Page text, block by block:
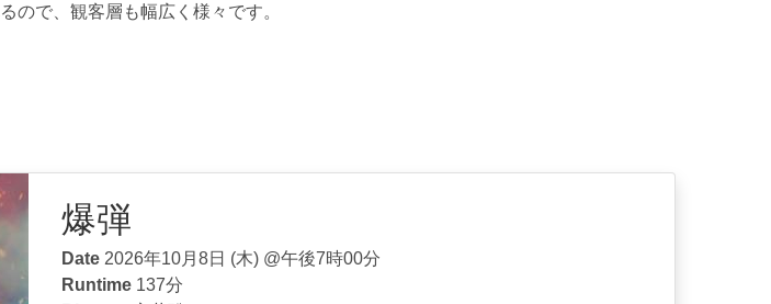
ので、観客層も幅広く様々です。
爆弾
Date 2026年10月8日 (木) @午後7時00分
Runtime 137分